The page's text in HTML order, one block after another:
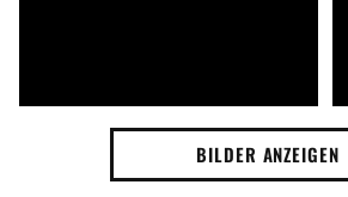
BILDER ANZEIGEN